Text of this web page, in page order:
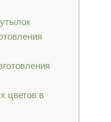
цветов в